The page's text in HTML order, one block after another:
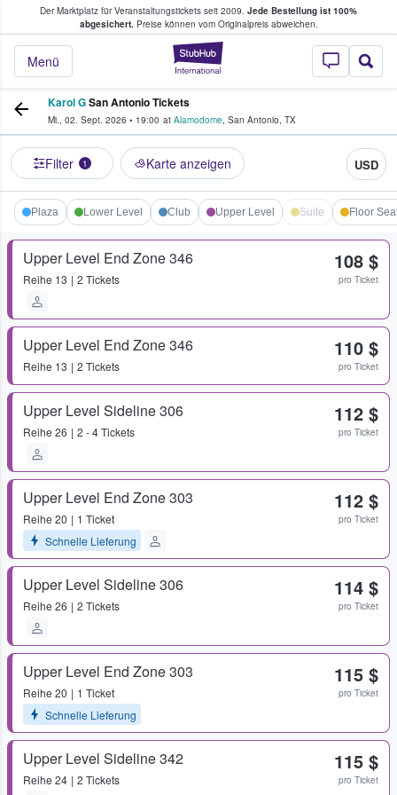
Der Marktplatz für Veranstaltungstickets seit 2009. Jede Bestellung ist 100%
abgesichert.Preise können vom Originalpreis abweichen.
StubHub - Wo
Menü
Tickets kaufen & verkaufen
Karol GSan Antonio Tickets
Mi., 02. Sept. 2026 • 19:00 at Alamodome, San Antonio, TX
Filter 1 Karte anzeigen USD
Plaza Lower Level Club Upper Level Suite Floor
Upper Level End Zone 346
Reihe 13 2 Tickets
108 $
pro Ticket
Upper Level End Zone 346
Reihe 13 2 Tickets
110 $
pro Ticket
Upper Level Sideline 306
Reihe 26 2 - 4 Tickets
112 $
pro Ticket
Upper Level End Zone 303
Reihe 20
1 Ticket
Schnelle Lieferung
112 $
pro Ticket
Upper Level Sideline 306
Reihe 26 2 Tickets
114 $
pro Ticket
Upper Level End Zone 303
Reihe 20
1 Ticket
Schnelle Lieferung
115 $
pro Ticket
Upper Level Sideline 342
Reihe 24 2 Tickets
115 $
pro Ticket